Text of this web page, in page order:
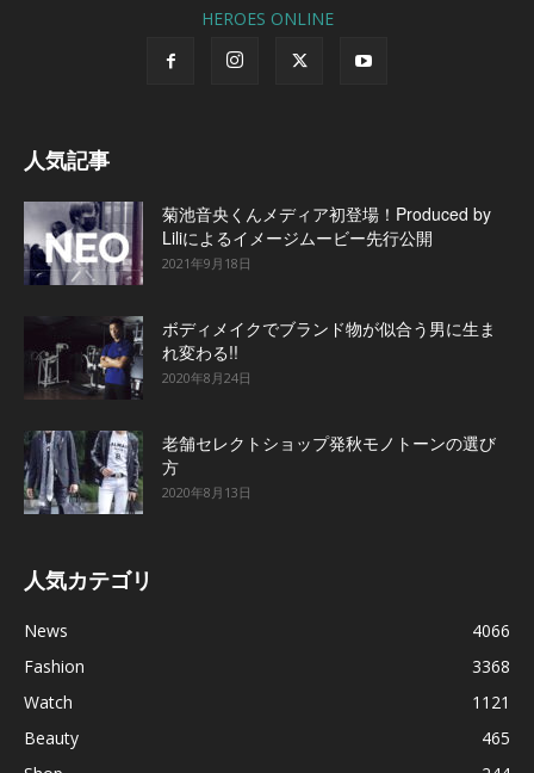
HEROES ONLINE
人気記事
菊池音央くんメディア初登場！Produced by
Liliによるイメージムービー先行公開
2021年9月18日
ボディメイクでブランド物が似合う男に生ま
れ変わる!!
2020年8月24日
老舗セレクトショップ発秋モノトーンの選び
方
2020年8月13日
人気カテゴリ
News
4066
Fashion
3368
Watch
1121
Beauty
465